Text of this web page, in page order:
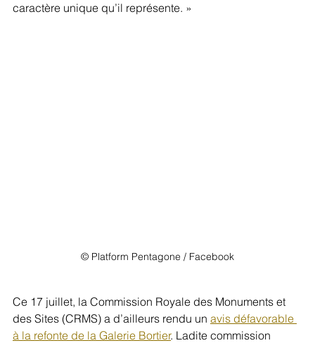
caractère unique qu’il représente. »
© Platform Pentagone / Facebook
Ce 17 juillet, la Commission Royale des Monuments et
des Sites (CRMS) a d’ailleurs rendu un avis défavorable
à la refonte de la Galerie Bortier. Ladite commission